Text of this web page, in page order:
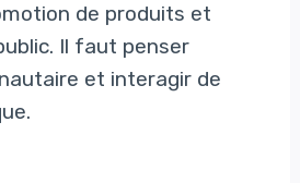
de produits et
Il faut penser
et interagir de